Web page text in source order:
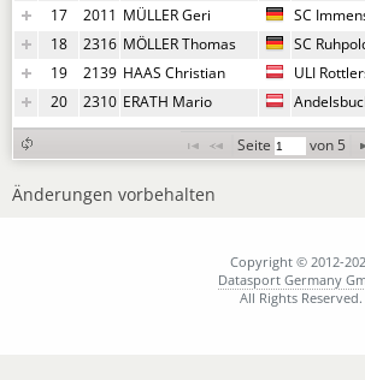
17
2011 MÜLLER Geri SC
18
2316 MÖLLER Thomas SC
19
2139 HAAS Christian ULI
20
2310 ERATH Mario
Seite von 5
Änderungen vorbehalten
Copyright © 2012-
Datasport Germany
All Rights Reserved.